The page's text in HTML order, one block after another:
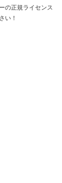
の正規ライセンス
い！